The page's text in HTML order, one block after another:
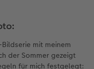
mit meinem
der Sommer gezeigt
für mich festgelegt: